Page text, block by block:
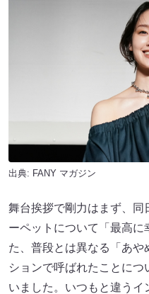
出典: FANY マガジン
舞台挨拶で剛力はまず、同
ーペットについて「最高に
た、普段とは異なる「あ
ションで呼ばれたことに
いました。いつもと違うイ